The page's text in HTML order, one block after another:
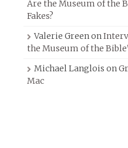
Are the Museum of the
Fakes?
Valerie Greenon
the Museum of the
Michael Langlois on
Mac